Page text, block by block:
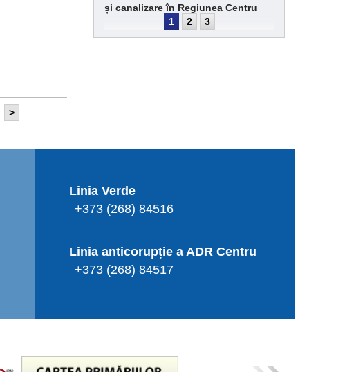
>
și canalizare în Regiunea Centru
1
2 3
Linia Verde
+373 (268) 84516
Linia anticorupție a ADR Centru
+373 (268) 84517